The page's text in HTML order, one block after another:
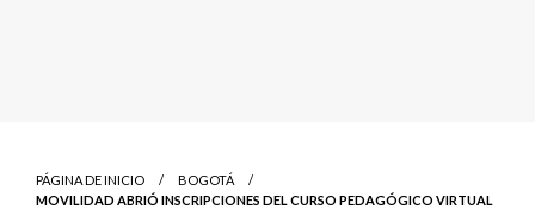
PÁGINA DE INICIO
BOGOTÁ
MOVILIDAD ABRIÓ INSCRIPCIONES DEL CURSO PEDAGÓGICO VIRTUAL